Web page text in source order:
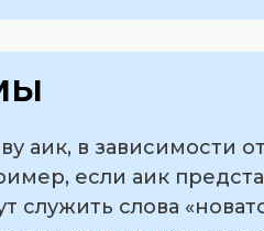
аик, в зависимости
если аик
служить слова